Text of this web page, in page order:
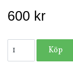
600 kr